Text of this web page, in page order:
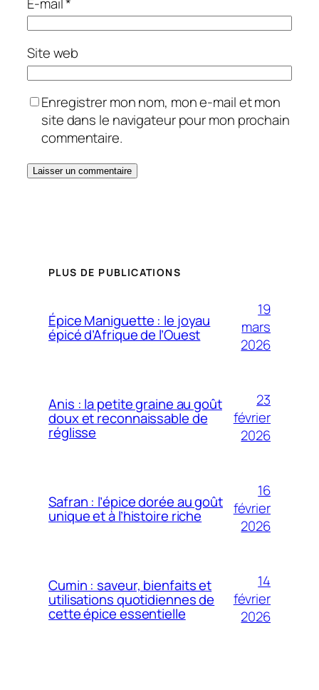
Site web
Enregistrer mon nom, mon e-mail et mon
site dans le navigateur pour mon prochain
commentaire.
PLUS DE PUBLICATIONS
Épice Maniguette : le joyau
épicé d’Afrique de l’Ouest
19
mars
2026
Anis : la petite graine au goût
doux et reconnaissable de
réglisse
23
février
2026
Safran : l’épice dorée au goût
unique et à l’histoire riche
16
février
2026
Cumin : saveur, bienfaits et
utilisations quotidiennes de
cette épice essentielle
14
février
2026